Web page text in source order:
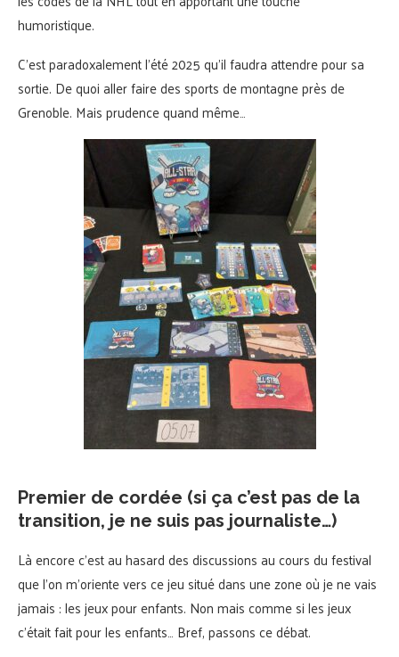
humoristique.
C’est paradoxalement l’été 2025 qu’il faudra attendre pour sa
sortie. De quoi aller faire des sports de montagne près de
Grenoble. Mais prudence quand même…
Premier de cordée (si ça c’est pas de la
transition, je ne suis pas journaliste…)
Là encore c’est au hasard des discussions au cours du festival
que l’on m’oriente vers ce jeu situé dans une zone où je ne vais
jamais : les jeux pour enfants. Non mais comme si les jeux
c’était fait pour les enfants… Bref, passons ce débat.